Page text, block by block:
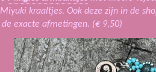
kraaltjes. Ook deze zijn in de
exacte afmetingen. (€ 9,50)